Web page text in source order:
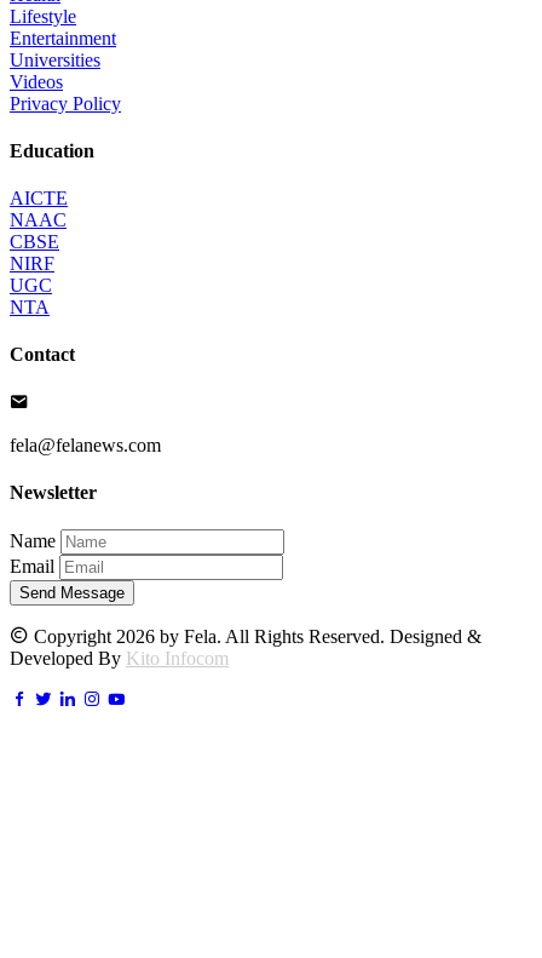
Lifestyle
Entertainment
Universities
Videos
Privacy Policy
Education
AICTE
NAAC
CBSE
NIRF
UGC
NTA
Contact
fela@felanews.com
Newsletter
Name
Email
Send Message
Copyright 2026 by Fela. All Rights Reserved. Designed &
Developed By Kito Infocom